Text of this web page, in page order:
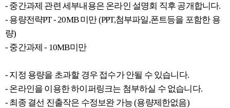
- 중간과제 관련 세부내용은 온라인 설명회 직후 공개합니다.
- 용량전략PT - 20MB 미만 (PPT,첨부파일,폰트등을 포함한 용
량)
- 중간과제 - 10MB미만
- 지정 용량을 초과할 경우 접수가 안될 수 있습니다.
- 온라인을 이용한 하이퍼링크는 첨부하실 수 없습니다.
- 최종 결선 진출작은 수정보완 가능 (용량제한없음)